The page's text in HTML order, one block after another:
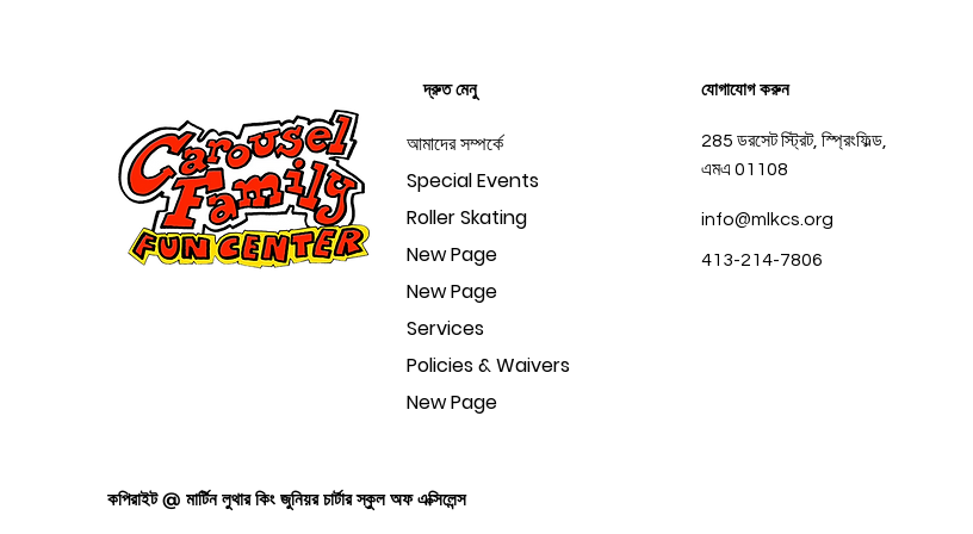
দ্রুত মেনু
আমাদের সম্পর্কে
Special Events
Roller Skating
New Page
New Page
Services
Policies & Waivers
New Page
যোগাযোগ করুন
285 ডরসেট স্ট্রিট, স্প্রিংফিল্ড,
এমএ 01108
info@mlkcs.org
413-214-7806
কপিরাইট @ মার্টিন লুথার কিং জুনিয়র চার্টার স্কুল অফ এক্সিলেন্স